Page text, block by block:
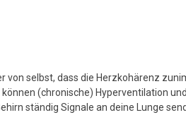
selbst, dass die Herzkohärenz
(chronische) Hyperventilation
ständig Signale an deine Lunge